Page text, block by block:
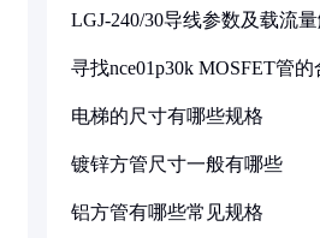
LGJ-240/30导线参数及载流
寻找nce01p30k MOSFET管
电梯的尺寸有哪些规格
镀锌方管尺寸一般有哪些
铝方管有哪些常见规格